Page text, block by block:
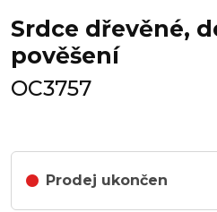
Srdce dřevěné,
pověšení
OC3757
Prodej ukončen